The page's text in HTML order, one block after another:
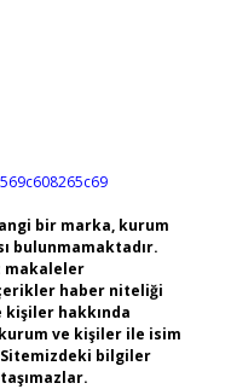
bir marka, kurum
bulunmamaktadır.
makaleler
haber niteliği
kişiler hakkında
ve kişiler ile isim
bilgiler